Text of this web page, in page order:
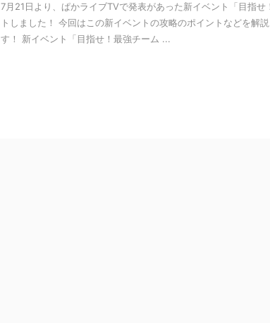
7月21日より、ぱかライブTVで発表があった新イベント「目指せ
トしました！ 今回はこの新イベントの攻略のポイントなどを解
す！ 新イベント「目指せ！最強チーム ...